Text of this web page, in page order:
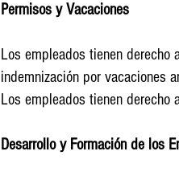
Permisos y Vacaciones
Los empleados tienen derecho
indemnización por vacaciones
Los empleados tienen
Desarrollo y Formación de los